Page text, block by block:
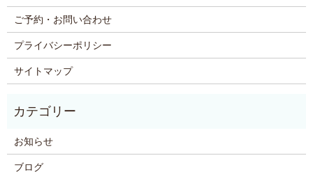
ご予約・お問い合わせ
プライバシーポリシー
サイトマップ
お知らせ
ブログ